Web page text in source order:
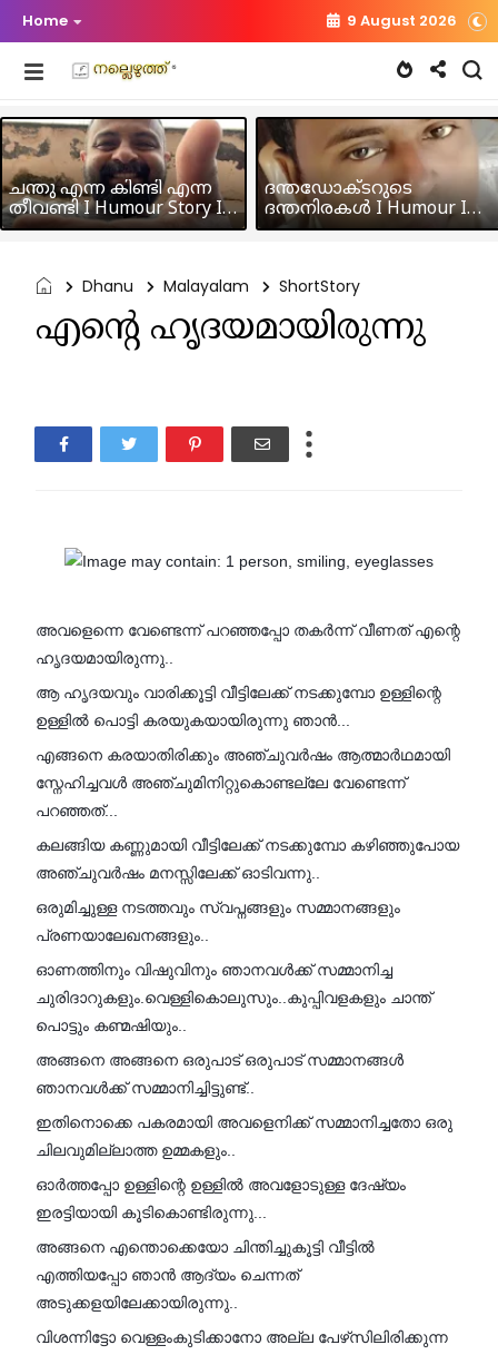
Home 9 August 2026
ചന്തു എന്ന കിണ്ടി എന്ന
തീവണ്ടി I Humour Story I
Rajeev Panicker
ദന്തഡോക്ടറുടെ
ദന്തനിരകൾ I Humour I
Hussain MK
Dhanu Malayalam ShortStory
എന്റെ ഹൃദയമായിരുന്നു
അവളെന്നെ വേണ്ടെന്ന് പറഞ്ഞപ്പോ തകർന്ന് വീണത് എന്റെ
ഹൃദയമായിരുന്നു..
ആ ഹൃദയവും വാരിക്കൂട്ടി വീട്ടിലേക്ക് നടക്കുമ്പോ ഉള്ളിന്റെ
ഉള്ളിൽ പൊട്ടി കരയുകയായിരുന്നു ഞാൻ...
എങ്ങനെ കരയാതിരിക്കും അഞ്ചുവർഷം ആത്മാർഥമായി
സ്നേഹിച്ചവൾ അഞ്ചുമിനിറ്റുകൊണ്ടല്ലേ വേണ്ടെന്ന്
പറഞ്ഞത്...
കലങ്ങിയ കണ്ണുമായി വീട്ടിലേക്ക് നടക്കുമ്പോ കഴിഞ്ഞുപോയ
അഞ്ചുവർഷം മനസ്സിലേക്ക് ഓടിവന്നു..
ഒരുമിച്ചുള്ള നടത്തവും സ്വപ്നങ്ങളും സമ്മാനങ്ങളും
പ്രണയാലേഖനങ്ങളും..
ഓണത്തിനും വിഷുവിനും ഞാനവൾക്ക് സമ്മാനിച്ച
ചുരിദാറുകളും.വെള്ളികൊലുസും..കുപ്പിവളകളും ചാന്ത്
പൊട്ടും കണ്മഷിയും..
അങ്ങനെ അങ്ങനെ ഒരുപാട് ഒരുപാട് സമ്മാനങ്ങൾ
ഞാനവൾക്ക് സമ്മാനിച്ചിട്ടുണ്ട്..
ഇതിനൊക്കെ പകരമായി അവളെനിക്ക് സമ്മാനിച്ചതോ ഒരു
ചിലവുമില്ലാത്ത ഉമ്മകളും..
ഓർത്തപ്പോ ഉള്ളിന്റെ ഉള്ളിൽ അവളോടുള്ള ദേഷ്യം
ഇരട്ടിയായി കൂടികൊണ്ടിരുന്നു...
അങ്ങനെ എന്തൊക്കെയോ ചിന്തിച്ചുകൂട്ടി വീട്ടിൽ
എത്തിയപ്പോ ഞാൻ ആദ്യം ചെന്നത്
അടുക്കളയിലേക്കായിരുന്നു..
വിശന്നിട്ടോ വെള്ളംകുടിക്കാനോ അല്ല പേഴ്‌സിലിരിക്കുന്ന